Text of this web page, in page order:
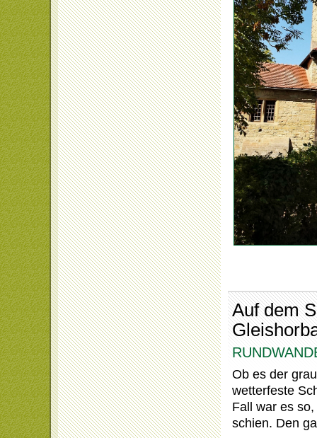
Auf dem
Ob es der
wetterfeste
Fall war es
schien. Den